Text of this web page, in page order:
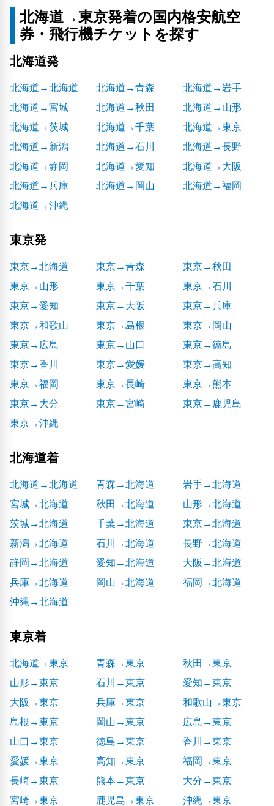
北海道→東京発着の国内格安航空
券・飛行機チケットを探す
北海道発
北海道→北海道 北海道→青森
北海道→岩手
北海道→宮城
北海道→秋田
北海道→山形
北海道→茨城
北海道→千葉
北海道→東京
北海道→新潟
北海道→石川
北海道→長野
北海道→静岡
北海道→愛知
北海道→大阪
北海道→兵庫
北海道→岡山
北海道→福岡
北海道→沖縄
東京発
東京→北海道 東京→青森
東京→秋田
東京→山形
東京→千葉
東京→石川
東京→愛知
東京→大阪
東京→兵庫
東京→和歌山
東京→島根
東京→岡山
東京→広島
東京→山口
東京→徳島
東京→香川
東京→愛媛
東京→高知
東京→福岡
東京→長崎
東京→熊本
東京→大分
東京→宮崎
東京→鹿児島
東京→沖縄
北海道着
北海道→北海道 青森→北海道
岩手→北海道
宮城→北海道
秋田→北海道
山形→北海道
茨城→北海道
千葉→北海道
東京→北海道
新潟→北海道
石川→北海道
長野→北海道
静岡→北海道
愛知→北海道
大阪→北海道
兵庫→北海道
岡山→北海道
福岡→北海道
沖縄→北海道
東京着
北海道→東京 青森→東京
秋田→東京
山形→東京
石川→東京
愛知→東京
大阪→東京
兵庫→東京
和歌山→東京
島根→東京
岡山→東京
広島→東京
山口→東京
徳島→東京
香川→東京
愛媛→東京
高知→東京
福岡→東京
長崎→東京
熊本→東京
大分→東京
宮崎→東京
鹿児島→東京 沖縄→東京